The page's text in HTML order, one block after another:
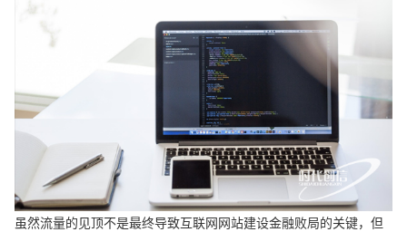
虽然流量的见顶不是最终导致互联网网站建设金融败局的关键，但